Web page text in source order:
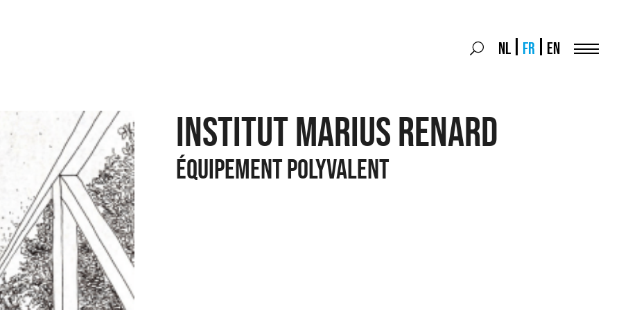
Search
Search
NL FR EN
INSTITUT MARIUS RENARD
équipement polyvalent